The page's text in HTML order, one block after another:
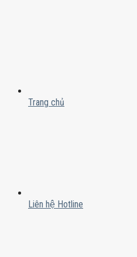
Trang chủ
Liên hệ Hotline